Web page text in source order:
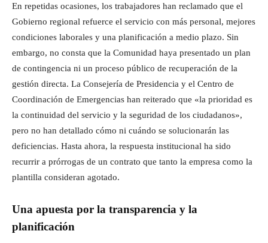
En repetidas ocasiones, los trabajadores han reclamado que el
Gobierno regional refuerce el servicio con más personal, mejores
condiciones laborales y una planificación a medio plazo. Sin
embargo, no consta que la Comunidad haya presentado un plan
de contingencia ni un proceso público de recuperación de la
gestión directa. La Consejería de Presidencia y el Centro de
Coordinación de Emergencias han reiterado que «la prioridad es
la continuidad del servicio y la seguridad de los ciudadanos»,
pero no han detallado cómo ni cuándo se solucionarán las
deficiencias. Hasta ahora, la respuesta institucional ha sido
recurrir a prórrogas de un contrato que tanto la empresa como la
plantilla consideran agotado.
Una apuesta por la transparencia y la
planificación